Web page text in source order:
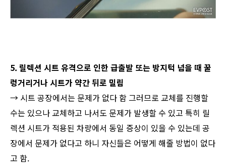
5. 릴렉션 시트 유격으로 인한 급출발 또는 방지턱 넘을 때 꿀
렁거리거나 시트가 약간 뒤로 밀림
→ 시트 공장에서는 문제가 없다 함 그러므로 교체를 진행할
수는 있으나 교체하고 나서도 문제가 발생할 수 있고 특히 릴
렉션 시트가 적용된 차량에서 동일 증상이 있을 수 있는데 공
장에서 문제가 없다고 하니 자신들은 어떻게 해줄 방법이 없다
고 함.